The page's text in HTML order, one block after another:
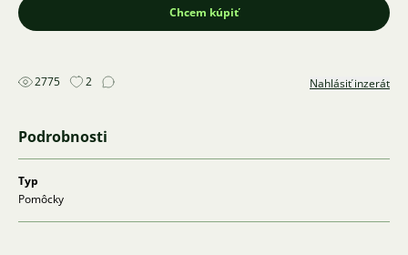
Chcem kúpiť
2775 2 Nahlásiť inzerát
Podrobnosti
Typ
Pomôcky